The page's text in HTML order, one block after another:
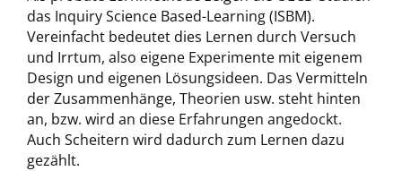
das Inquiry Science Based-Learning (ISBM).
Vereinfacht bedeutet dies Lernen durch Versuch
und Irrtum, also eigene Experimente mit eigenem
Design und eigenen Lösungsideen. Das Vermitteln
der Zusammenhänge, Theorien usw. steht hinten
an, bzw. wird an diese Erfahrungen angedockt.
Auch Scheitern wird dadurch zum Lernen dazu
gezählt.